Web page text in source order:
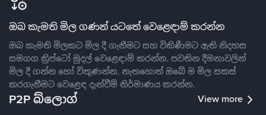
ඔබ කැමති මිල ගණන් යටතේ වෙළෙඳාම් කරන්න
ඔබ කැමති මිලකට මිල දී ගැනීමට සහ විකිණීමට ඇති නිදහස
සමගග ක්‍රිප්ටෝ මුදල් වෙළෙඳාම් කරන්න. පවතින දීමනාවලින්
මිල දී ගන්න හෝ විකුණන්න, නැතහොත් ඔබේ ම මිල සකස්
කරගැනීමට වෙළෙඳ දැන්වීම් නිර්මාණය කරන්න.
P2P බ්ලොග් View more